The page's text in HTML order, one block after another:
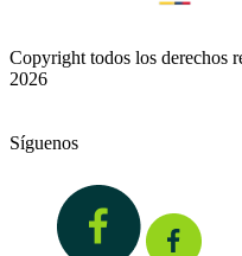
Copyright todos los derechos
2026
Síguenos